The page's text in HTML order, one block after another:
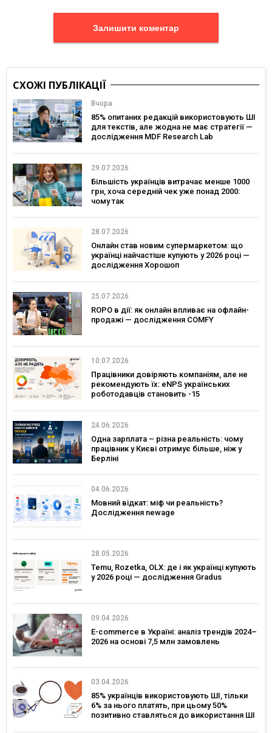
Залишити коментар
СХОЖІ ПУБЛІКАЦІЇ
Вчора
85% опитаних редакцій використовують ШІ
для текстів, але жодна не має стратегії —
дослідження MDF Research Lab
29.07.2026
Більшість українців витрачає менше 1000
грн, хоча середній чек уже понад 2000:
чому так
28.07.2026
Онлайн став новим супермаркетом: що
українці найчастіше купують у 2026 році —
дослідження Хорошоп
25.07.2026
ROPO в дії: як онлайн впливає на офлайн-
продажі — дослідження COMFY
10.07.2026
Працівники довіряють компаніям, але не
рекомендують їх: eNPS українських
роботодавців становить -15
24.06.2026
Одна зарплата – різна реальність: чому
працівник у Києві отримує більше, ніж у
Берліні
04.06.2026
Мовний відкат: міф чи реальність?
Дослідження newage
28.05.2026
Temu, Rozetka, OLX: де і як українці купують
у 2026 році — дослідження Gradus
09.04.2026
E-commerce в Україні: аналіз трендів 2024–
2026 на основі 7,5 млн замовлень
03.04.2026
85% українців використовують ШІ, тільки
6% за нього платять, при цьому 50%
позитивно ставляться до використання ШІ